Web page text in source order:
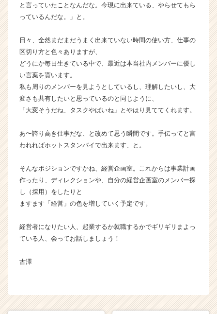
リ
ア
h
e
r
a
r
e
と言っていたことなんだな。今現に出来ている、やらせてもら
っているんだな。」と。
日々、全然まだまだうまく出来ていない時間の使い方、仕事の
区切り方と色々ありますが、
どうにか毎日生きている中で、最近は本当社内メンバーに優し
い言葉を貰います。
私も周りのメンバーを見ようとしているし、理解したいし、大
変さも共有したいと思っているのと同じように、
「大変そうだね、タスクやばいね」とやはり見ててくれます。
あ〜誇り高き仕事だな、と改めて思う瞬間です。手伝ってと言
われればホットスタンバイで出来ます、と。
そんなポジションですかね、経営企画室。これからは事業計画
作ったり、ディレクションや、自分の経営企画室のメンバー探
し（採用）をしたりと
ますます「経営」の色を増していく予定です。
経営者になりたい人、起業するか就職するかでギリギリまよっ
ている人、会ってお話しましょう！
古澤